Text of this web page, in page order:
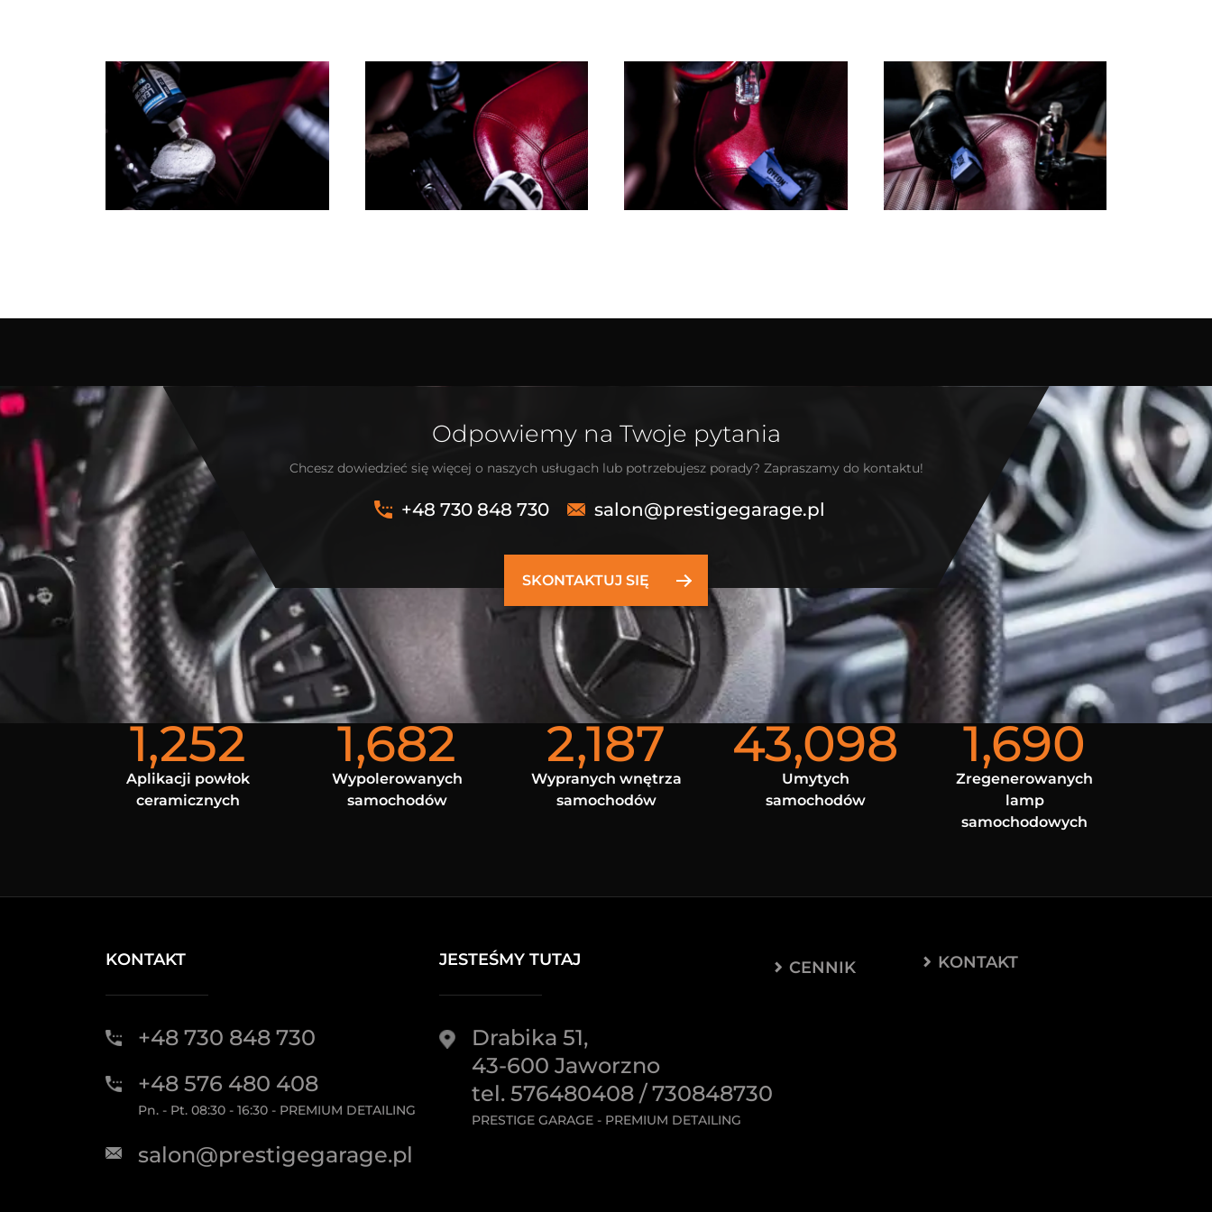
Odpowiemy na Twoje pytania
Chcesz dowiedzieć się więcej o naszych usługach lub potrzebujesz porady? Zapraszamy do kontaktu!
+48 730 848 730 salon@prestigegarage.pl
SKONTAKTUJ SIĘ
1,252
Aplikacji powłok
ceramicznych
1,682
Wypolerowanych
samochodów
2,187
Wypranych wnętrza
samochodów
43,098
Umytych
samochodów
1,690
Zregenerowanych
lamp
samochodowych
KONTAKT
+48 730 848 730
+48 576 480 408
Pn. - Pt. 08:30 - 16:30 - PREMIUM DETAILING
salon@prestigegarage.pl
JESTEŚMY TUTAJ
Drabika 51,
43-600 Jaworzno
tel. 576480408 / 730848730
PRESTIGE GARAGE - PREMIUM DETAILING
CENNIK KONTAKT